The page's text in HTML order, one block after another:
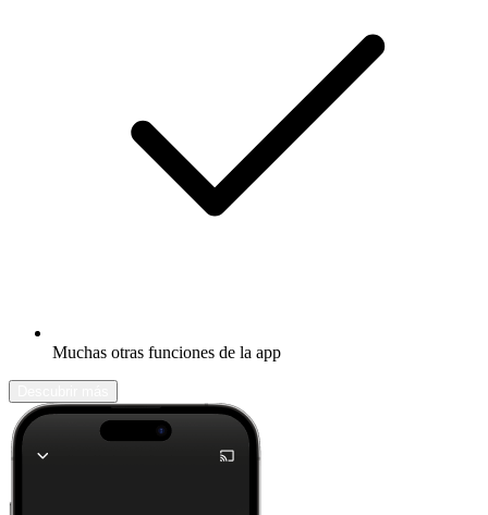
Muchas otras funciones de la app